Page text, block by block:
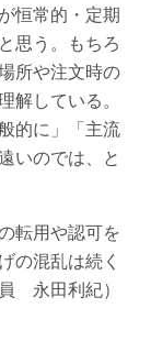
恒常的・定期
思う。もちろ
所や注文時の
している。
的に」「主流
いのでは、と
転用や認可を
の混乱は続く
永田利紀）